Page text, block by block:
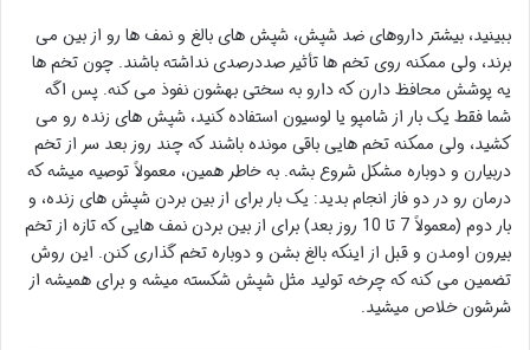
ببینید، بیشتر داروهای ضد شپش، شپش های بالغ و نمف ها رو از بین می
برند، ولی ممکنه روی تخم ها تأثیر صددرصدی نداشته باشند. چون تخم ها
یه پوشش محافظ دارن که دارو به سختی بهشون نفوذ می کنه. پس اگه
شما فقط یک بار از شامپو یا لوسیون استفاده کنید، شپش های زنده رو می
کشید، ولی ممکنه تخم هایی باقی مونده باشند که چند روز بعد سر از تخم
دربیارن و دوباره مشکل شروع بشه. به خاطر همین، معمولاً توصیه میشه که
درمان رو در دو فاز انجام بدید: یک بار برای از بین بردن شپش های زنده، و
بار دوم (معمولاً 7 تا 10 روز بعد) برای از بین بردن نمف هایی که تازه از تخم
بیرون اومدن و قبل از اینکه بالغ بشن و دوباره تخم گذاری کنن. این روش
تضمین می کنه که چرخه تولید مثل شپش شکسته میشه و برای همیشه از
شرشون خلاص میشید.